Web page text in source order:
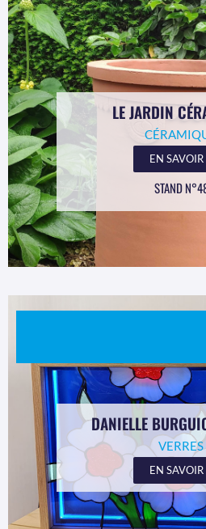
LE JARDIN
EN SAVOIR
STAND
DANIELLE
VERRES
EN SAVOIR